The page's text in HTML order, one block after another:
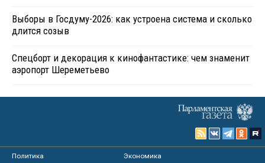
Выборы в Госдуму-2026: как устроена система и сколько
длится созыв
Спецборт и декорация к кинофантастике: чем знаменит
аэропорт Шереметьево
Политика
Экономика